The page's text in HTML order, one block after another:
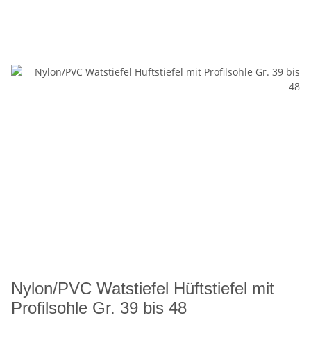
Nylon/PVC Watstiefel Hüftstiefel mit
Profilsohle Gr. 39 bis 48